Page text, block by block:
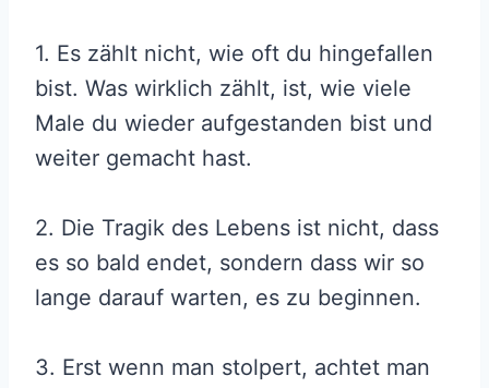
1. Es zählt nicht, wie oft du hingefallen
bist. Was wirklich zählt, ist, wie viele
Male du wieder aufgestanden bist und
weiter gemacht hast.
2. Die Tragik des Lebens ist nicht, dass
es so bald endet, sondern dass wir so
lange darauf warten, es zu beginnen.
3. Erst wenn man stolpert, achtet man